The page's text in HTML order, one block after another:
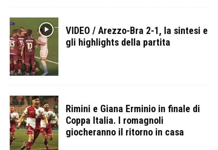
VIDEO / Arezzo-Bra 2-1, la sintesi e
gli highlights della partita
Rimini e Giana Erminio in finale di
Coppa Italia. I romagnoli
giocheranno il ritorno in casa